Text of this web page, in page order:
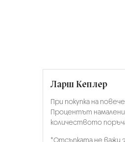
Ларш Кеплер
При покупка на
Процентът
количеството
*Отсъпката не важи